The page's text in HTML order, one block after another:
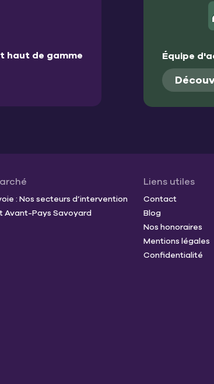
haut de gamme Équipe
: Nos secteurs d’intervention
Avant-Pays Savoyard
Liens utiles
Contact
Blog
Nos honoraires
Mentions légales
Confidentialité